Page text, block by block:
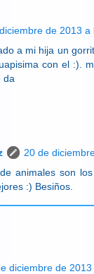
de 2013 a
a mi hija un
con el :).
da
20 de
animales son
:) Besiños.
diciembre de